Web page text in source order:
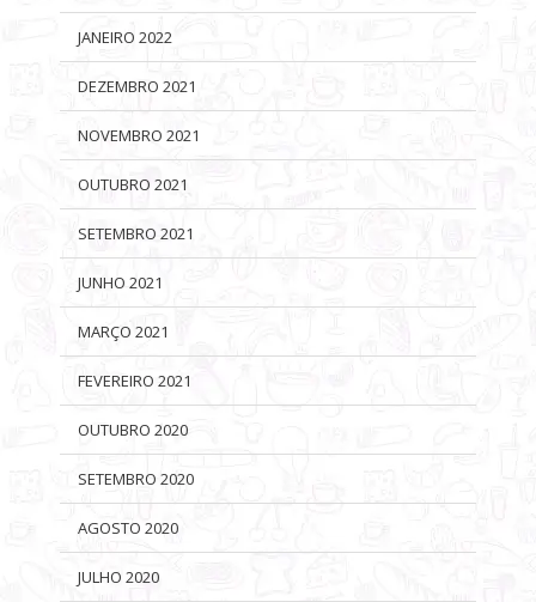
JANEIRO 2022
DEZEMBRO 2021
NOVEMBRO 2021
OUTUBRO 2021
SETEMBRO 2021
JUNHO 2021
MARÇO 2021
FEVEREIRO 2021
OUTUBRO 2020
SETEMBRO 2020
AGOSTO 2020
JULHO 2020